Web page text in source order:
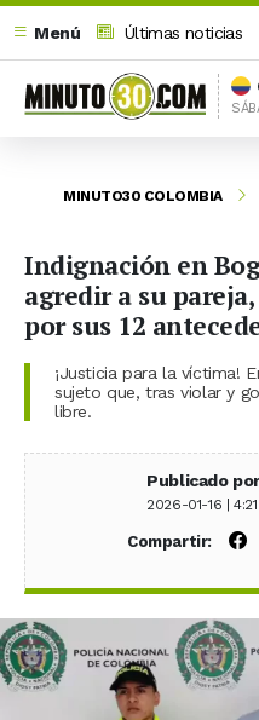
Menú
Últimas noticias
MINUTO30 COLOMBIA
Indignación en
agredir a su
por sus 12
¡Justicia para la víctima!
sujeto que, tras violar y
libre.
Publicado
2026-01-16 |
Compartir: